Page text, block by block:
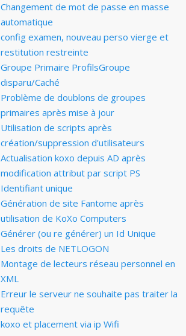
Changement de mot de passe en masse
automatique
config examen, nouveau perso vierge et
restitution restreinte
Groupe Primaire ProfilsGroupe
disparu/Caché
Problème de doublons de groupes
primaires après mise à jour
Utilisation de scripts après
création/suppression d'utilisateurs
Actualisation koxo depuis AD après
modification attribut par script PS
Identifiant unique
Génération de site Fantome après
utilisation de KoXo Computers
Générer (ou re générer) un Id Unique
Les droits de NETLOGON
Montage de lecteurs réseau personnel en
XML
Erreur le serveur ne souhaite pas traiter la
requête
koxo et placement via ip Wifi